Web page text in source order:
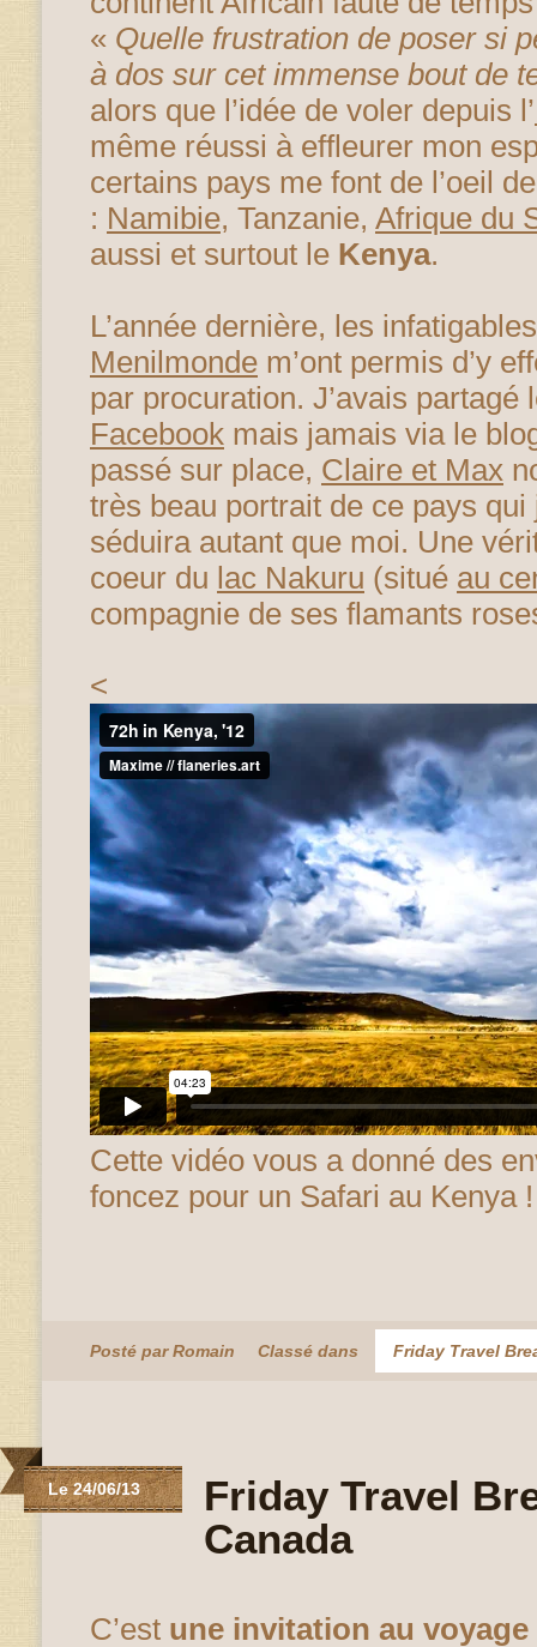
« Quelle frustration de poser si
à dos sur cet immense bout de
alors que l’idée de voler depuis l’
même réussi à effleurer mon
certains pays me font de l’oeil
: Namibie, Tanzanie, Afrique du
aussi et surtout le Kenya.
L’année dernière, les
Menilmonde m’ont permis d’y
par procuration. J’avais partagé
Facebook mais jamais via le
passé sur place, Claire et Max
très beau portrait de ce pays qui
séduira autant que moi. Une
coeur du lac Nakuru (situé au
compagnie de ses flamants
<
Cette vidéo vous a donné des
foncez pour un Safari au Kenya !
Posté par Romain Classé dans Friday Travel
Le 24/06/13
Friday Travel
Canada
C’est une invitation au voyage